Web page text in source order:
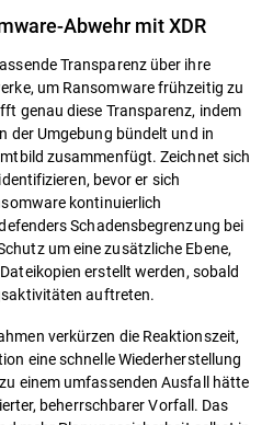
Abwehr mit XDR
Transparenz über ihre
um Ransomware frühzeitig zu
genau diese Transparenz, indem
der Umgebung bündelt und in
zusammenfügt. Zeichnet sich
bevor er sich
kontinuierlich
Schadensbegrenzung bei
um eine zusätzliche Ebene,
erstellt werden, sobald
auftreten.
verkürzen die Reaktionszeit,
eine schnelle Wiederherstellung
einem umfassenden Ausfall hätte
beherrschbarer Vorfall. Das